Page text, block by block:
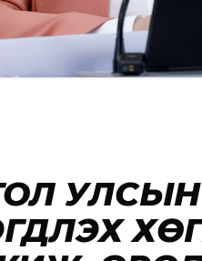
УЛСЫН